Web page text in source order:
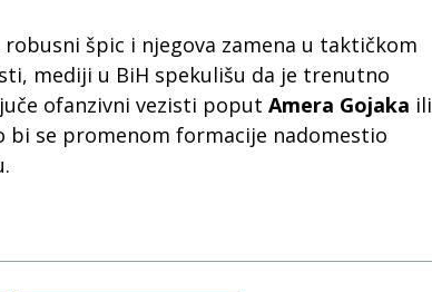
robusni špic i njegova zamena u taktičkom
mediji u BiH spekulišu da je trenutno
ofanzivni vezisti poput Amera Gojaka ili
bi se promenom formacije nadomestio